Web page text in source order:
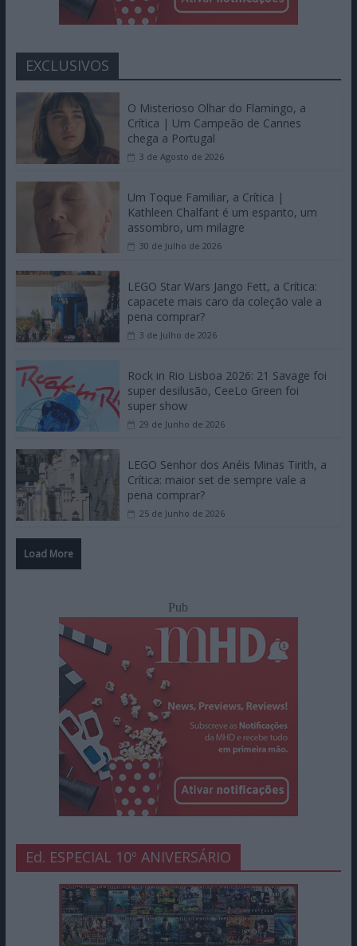
EXCLUSIVOS
O Misterioso Olhar do Flamingo, a
Crítica | Um Campeão de Cannes
chega a Portugal
3 de Agosto de 2026
Um Toque Familiar, a Crítica |
Kathleen Chalfant é um espanto, um
assombro, um milagre
30 de Julho de 2026
LEGO Star Wars Jango Fett, a Crítica:
capacete mais caro da coleção vale a
pena comprar?
3 de Julho de 2026
Rock in Rio Lisboa 2026: 21 Savage foi
super desilusão, CeeLo Green foi
super show
29 de Junho de 2026
LEGO Senhor dos Anéis Minas Tirith, a
Crítica: maior set de sempre vale a
pena comprar?
25 de Junho de 2026
Load More
Pub
Ed. ESPECIAL 10º ANIVERSÁRIO